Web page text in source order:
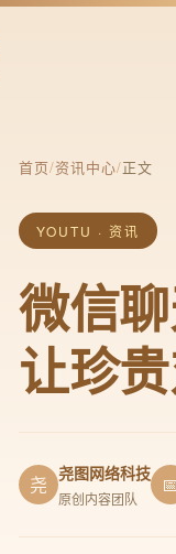
首页/资讯中心/正文
YOUTU · 资讯
微信
让珍
尧 尧图网络科技
原创内容团队
📅